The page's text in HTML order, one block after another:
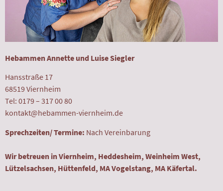
Hebammen Annette und Luise Siegler
Hansstraße 17
68519 Viernheim
Tel: 0179 – 317 00 80
kontakt@hebammen-viernheim.de
Sprechzeiten/ Termine: Nach Vereinbarung
Wir betreuen in Viernheim, Heddesheim, Weinheim West,
Lützelsachsen, Hüttenfeld, MA Vogelstang, MA Käfertal.